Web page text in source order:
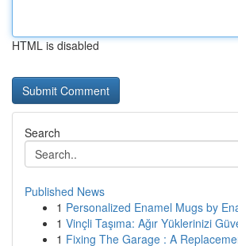
HTML is disabled
Search
Published News
1 Personalized Enamel Mugs by
1 Vinçli Taşıma: Ağır Yüklerinizi
1 Fixing The Garage : A